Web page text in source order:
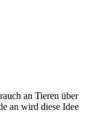
an Tieren über
an wird diese Idee